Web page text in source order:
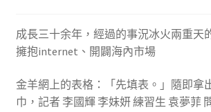
成長三十余年，經過的事況冰火兩重天
擁抱internet、開闢海內市場
金羊網上的表格：「先填表。」隨即拿
巾，記者 李國輝 李妹妍 練習生 袁夢菲